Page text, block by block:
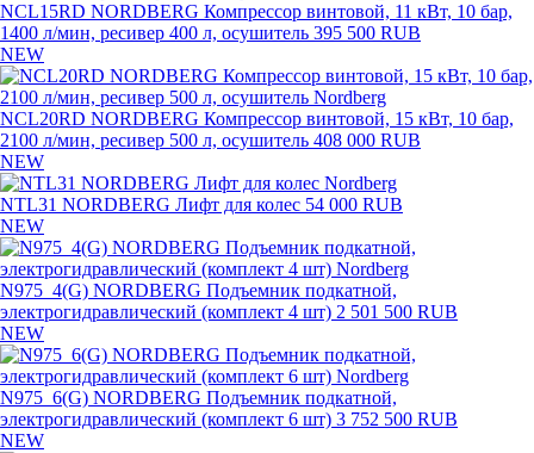
NCL15RD NORDBERG Компрессор винтовой, 11 кВт, 10 бар,
1400 л/мин, ресивер 400 л, осушитель 395 500 RUB
NEW
NCL20RD NORDBERG Компрессор винтовой, 15 кВт, 10 бар,
2100 л/мин, ресивер 500 л, осушитель 408 000 RUB
NEW
NTL31 NORDBERG Лифт для колес 54 000 RUB
NEW
N975_4(G) NORDBERG Подъемник подкатной,
электрогидравлический (комплект 4 шт) 2 501 500 RUB
NEW
N975_6(G) NORDBERG Подъемник подкатной,
электрогидравлический (комплект 6 шт) 3 752 500 RUB
NEW